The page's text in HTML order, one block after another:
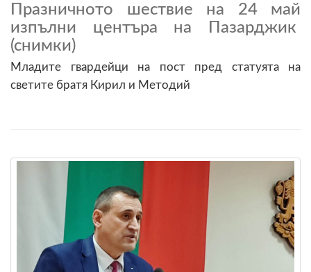
Празничното шествие на 24 май
изпълни центъра на Пазарджик
(снимки)
Младите гвардейци на пост пред статуята на
светите братя Кирил и Методий